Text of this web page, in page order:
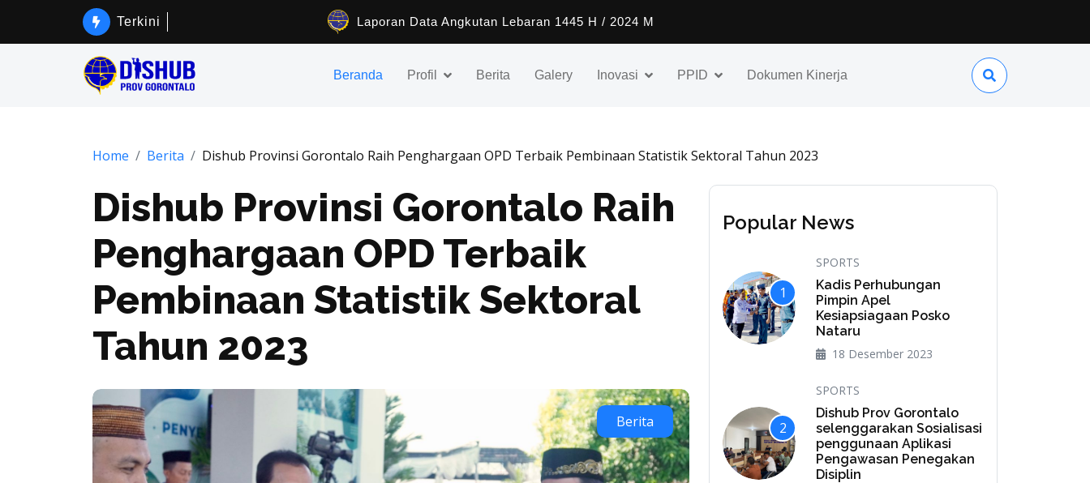
Terkini Laporan Data Angkutan Lebaran 1445 H / 2024 M
Beranda Profil Berita Galery Inovasi PPID Dokumen Kinerja
Home Berita Dishub Provinsi Gorontalo Raih Penghargaan OPD Terbaik Pembinaan Statistik Sektoral Tahun 2023
Dishub Provinsi Gorontalo Raih
Penghargaan OPD Terbaik
Pembinaan Statistik Sektoral
Tahun 2023
Berita
Popular News
1
SPORTS
Kadis Perhubungan
Pimpin Apel
Kesiapsiagaan Posko
Nataru
18 Desember 2023
2
SPORTS
Dishub Prov Gorontalo
selenggarakan Sosialisasi
penggunaan Aplikasi
Pengawasan Penegakan
Disiplin